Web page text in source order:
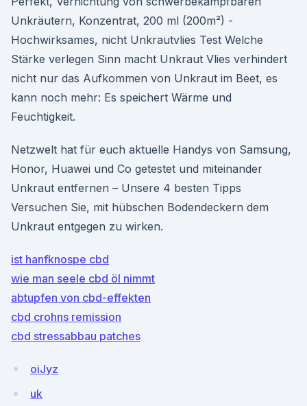
Unkräutern, Konzentrat, 200 ml (200m²) -
Hochwirksames, nicht Unkrautvlies Test Welche
Stärke verlegen Sinn macht Unkraut Vlies verhindert
nicht nur das Aufkommen von Unkraut im Beet, es
kann noch mehr: Es speichert Wärme und
Feuchtigkeit.
Netzwelt hat für euch aktuelle Handys von Samsung,
Honor, Huawei und Co getestet und miteinander
Unkraut entfernen – Unsere 4 besten Tipps
Versuchen Sie, mit hübschen Bodendeckern dem
Unkraut entgegen zu wirken.
ist hanfknospe cbd
wie man seele cbd öl nimmt
abtupfen von cbd-effekten
cbd crohns remission
cbd stressabbau patches
oiJyz
uk